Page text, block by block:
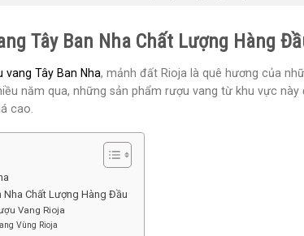
Tây Ban Nha Chất Lượng Hàng
vang Tây Ban Nha, mảnh đất Rioja là quê hương của
năm qua, những sản phẩm rượu vang từ khu vực
cao.
Nha Chất Lượng Hàng Đầu
Vang Rioja
Vùng Rioja